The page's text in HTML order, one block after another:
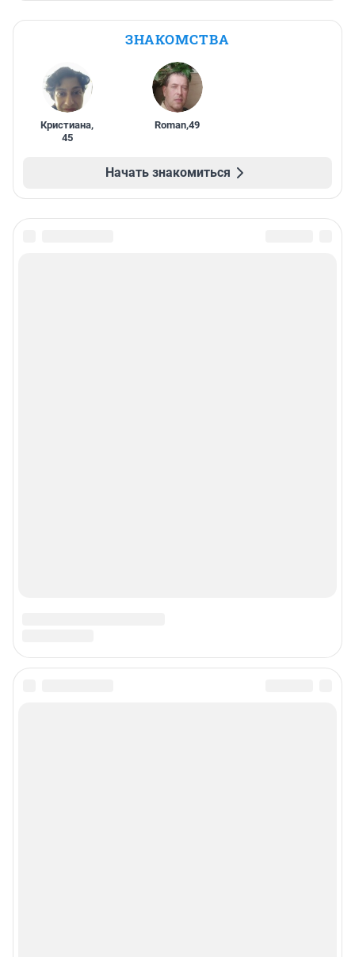
ЗНАКОМСТВА
Кристиана,
45
Roman,49
Начать знакомиться